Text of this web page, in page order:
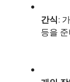
간식:
등을